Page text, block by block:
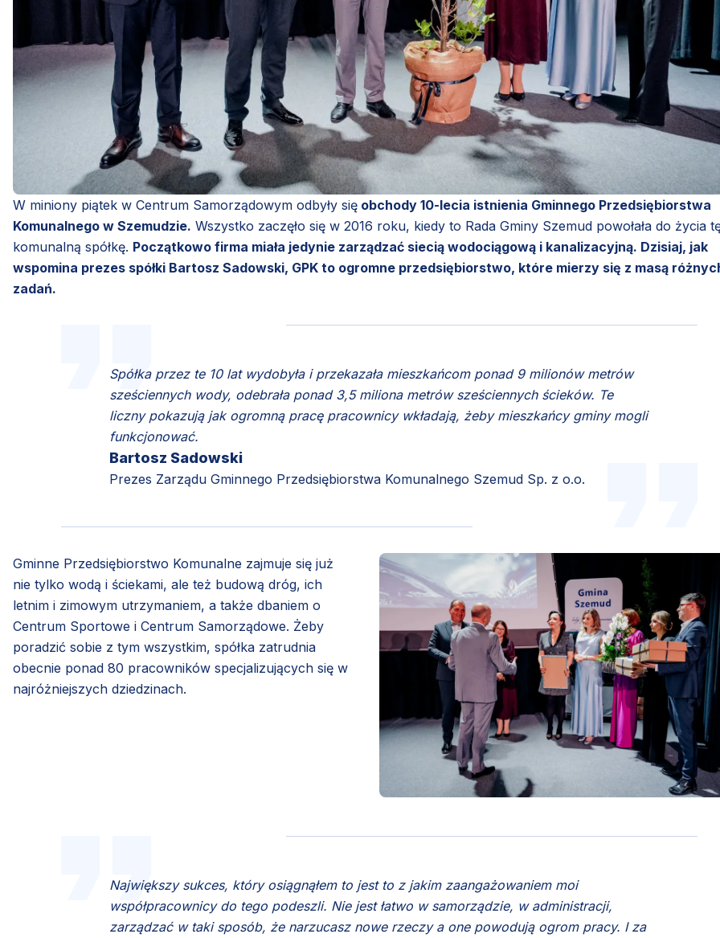
W miniony piątek w Centrum Samorządowym odbyły się obchody 10-lecia istnienia Gminnego Przedsiębiorstwa
Komunalnego w Szemudzie. Wszystko zaczęło się w 2016 roku, kiedy to Rada Gminy Szemud powołała do życia
komunalną spółkę. Początkowo firma miała jedynie zarządzać siecią wodociągową i kanalizacyjną. Dzisiaj, jak
wspomina prezes spółki Bartosz Sadowski, GPK to ogromne przedsiębiorstwo, które mierzy się z masą
zadań.
Spółka przez te 10 lat wydobyła i przekazała mieszkańcom ponad 9 milionów metrów
sześciennych wody, odebrała ponad 3,5 miliona metrów sześciennych ścieków. Te
liczny pokazują jak ogromną pracę pracownicy wkładają, żeby mieszkańcy gminy mogli
funkcjonować.
Bartosz Sadowski
Prezes Zarządu Gminnego Przedsiębiorstwa Komunalnego Szemud Sp. z o.o.
Gminne Przedsiębiorstwo Komunalne zajmuje się już
nie tylko wodą i ściekami, ale też budową dróg, ich
letnim i zimowym utrzymaniem, a także dbaniem o
Centrum Sportowe i Centrum Samorządowe. Żeby
poradzić sobie z tym wszystkim, spółka zatrudnia
obecnie ponad 80 pracowników specjalizujących się w
najróżniejszych dziedzinach.
Największy sukces, który osiągnąłem to jest to z jakim zaangażowaniem moi
współpracownicy do tego podeszli. Nie jest łatwo w samorządzie, w administracji,
zarządzać w taki sposób, że narzucasz nowe rzeczy a one powodują ogrom pracy. I za